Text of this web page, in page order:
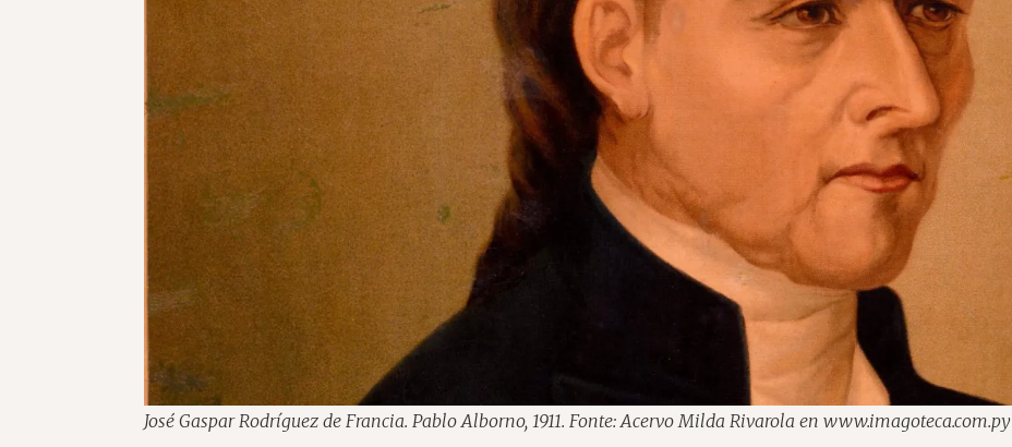
José Gaspar Rodríguez de Francia. Pablo Alborno, 1911. Fonte: Acervo Milda Rivarola en www.imagoteca.com.py